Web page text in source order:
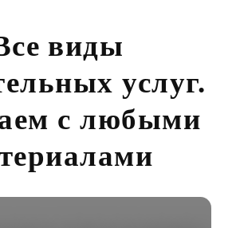
виды
услуг.
с любыми